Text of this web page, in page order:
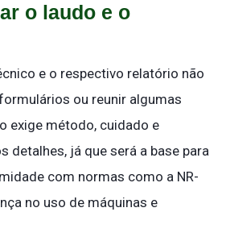
o laudo e o
e o respectivo relatório não
ou reunir algumas
exige método, cuidado e
detalhes, já que será a base para
com normas como a NR-
no uso de máquinas e